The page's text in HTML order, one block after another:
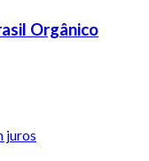
Orgânico
juros